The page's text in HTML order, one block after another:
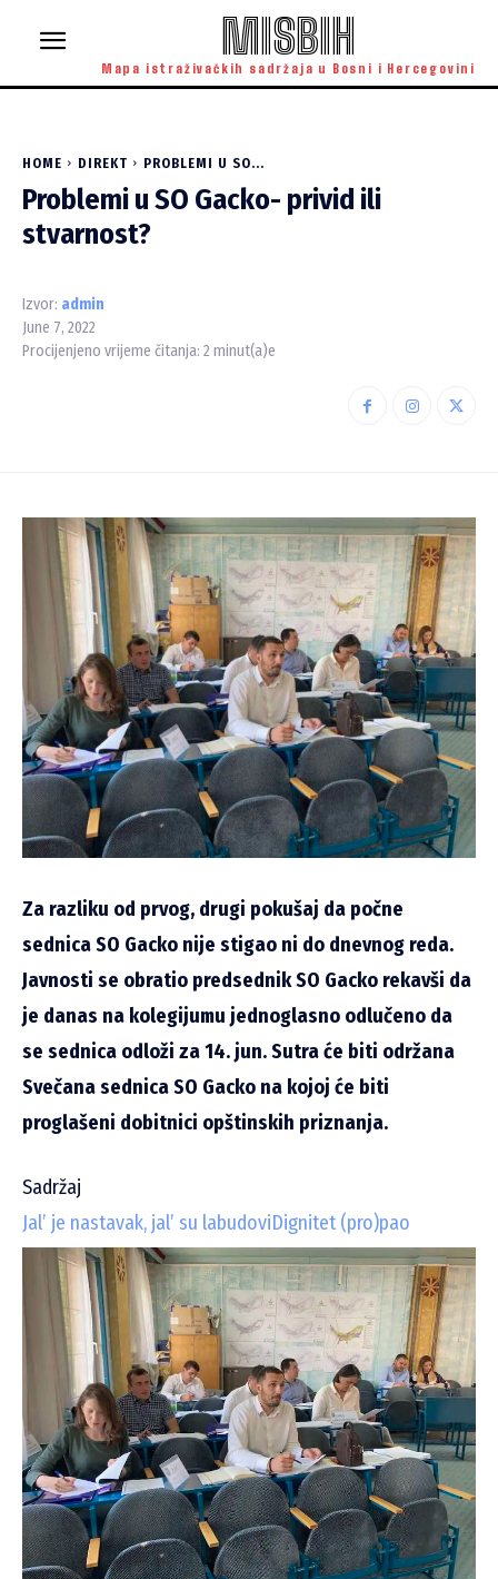
MISBIH
Mapa istraživačkih sadržaja u Bosni i Hercegovini
HOME DIREKT PROBLEMI U SO...
Problemi u SO Gacko- privid ili
stvarnost?
Izvor: admin
June 7, 2022
Procijenjeno vrijeme čitanja: 2 minut(a)e
Za razliku od prvog, drugi pokušaj da počne
sednica SO Gacko nije stigao ni do dnevnog reda.
Javnosti se obratio predsednik SO Gacko rekavši da
je danas na kolegijumu jednoglasno odlučeno da
se sednica odloži za 14. jun. Sutra će biti održana
Svečana sednica SO Gacko na kojoj će biti
proglašeni dobitnici opštinskih priznanja.
Sadržaj
Jal’ je nastavak, jal’ su labudoviDignitet (pro)pao